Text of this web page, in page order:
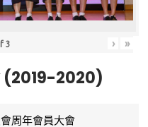
3 › »
(2019-2020)
周年會員大會